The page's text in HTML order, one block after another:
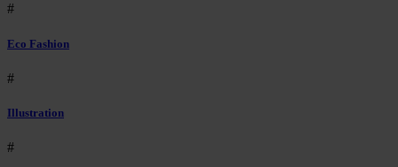
#
Eco Fashion
#
Illustration
#